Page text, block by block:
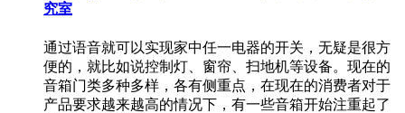
究室
通过语音就可以实现家中任一电器的开关，无疑是很方
便的，就比如说控制灯、窗帘、扫地机等设备。现在的
音箱门类多种多样，各有侧重点，在现在的消费者对于
产品要求越来越高的情况下，有一些音箱开始注重起了